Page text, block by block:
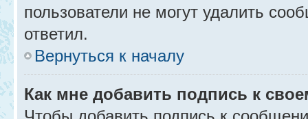
пользователи не могут удалить
ответил.
Вернуться к началу
Как мне добавить подпись к